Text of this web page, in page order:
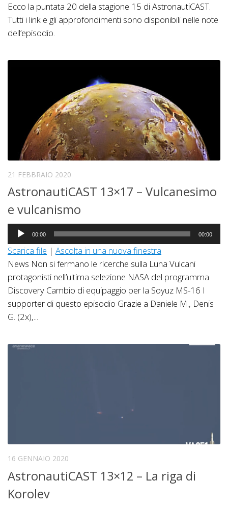
Ecco la puntata 20 della stagione 15 di AstronautiCAST.
Tutti i link e gli approfondimenti sono disponibili nelle note
dell’episodio.
21 FEBBRAIO 2020
AstronautiCAST 13×17 – Vulcanesimo
e vulcanismo
Audio
Player
00:00 00:00
Scarica file | Ascolta in una nuova finestra
News Non si fermano le ricerche sulla Luna Vulcani
protagonisti nell’ultima selezione NASA del programma
Discovery Cambio di equipaggio per la Soyuz MS-16 I
supporter di questo episodio Grazie a Daniele M., Denis
G. (2x),...
16 GENNAIO 2020
AstronautiCAST 13×12 – La riga di
Korolev